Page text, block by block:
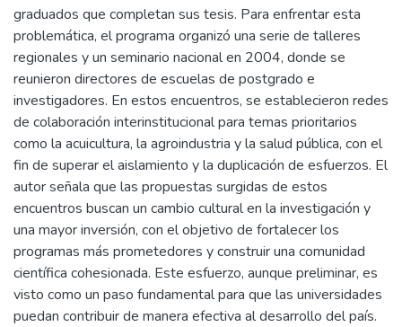
graduados que completan sus tesis. Para enfrentar esta
problemática, el programa organizó una serie de talleres
regionales y un seminario nacional en 2004, donde se
reunieron directores de escuelas de postgrado e
investigadores. En estos encuentros, se establecieron redes
de colaboración interinstitucional para temas prioritarios
como la acuicultura, la agroindustria y la salud pública, con el
fin de superar el aislamiento y la duplicación de esfuerzos. El
autor señala que las propuestas surgidas de estos
encuentros buscan un cambio cultural en la investigación y
una mayor inversión, con el objetivo de fortalecer los
programas más prometedores y construir una comunidad
científica cohesionada. Este esfuerzo, aunque preliminar, es
visto como un paso fundamental para que las universidades
puedan contribuir de manera efectiva al desarrollo del país.